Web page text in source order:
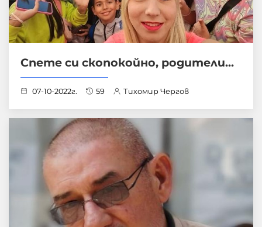
Спете си скопокойно, родители...
07-10-2022г. 59 Тихомир Чергов